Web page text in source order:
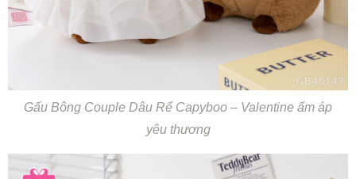
Gấu Bông Couple Dâu Rể Capyboo – Valentine ấm áp
yêu thương